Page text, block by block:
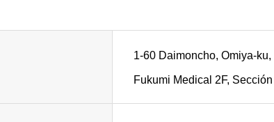
1-60 Daimoncho, Omiya-
Fukumi Medical 2F, Sección